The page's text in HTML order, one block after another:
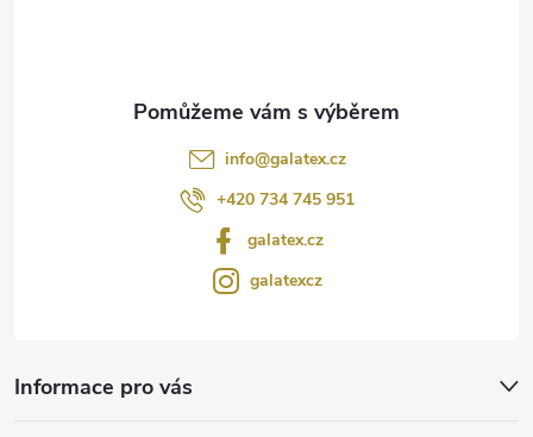
info@galatex.cz
+420 734 745 951
galatex.cz
galatexcz
Informace pro vás